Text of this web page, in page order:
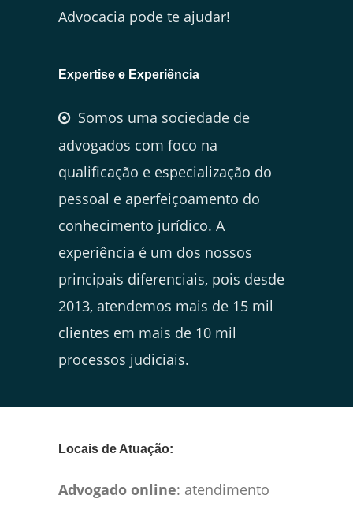
Advocacia pode te ajudar!
Expertise e Experiência
Somos uma sociedade de
advogados com foco na
qualificação e especialização do
pessoal e aperfeiçoamento do
conhecimento jurídico. A
experiência é um dos nossos
principais diferenciais, pois desde
2013, atendemos mais de 15 mil
clientes em mais de 10 mil
processos judiciais.
Locais de Atuação:
Advogado online: atendimento